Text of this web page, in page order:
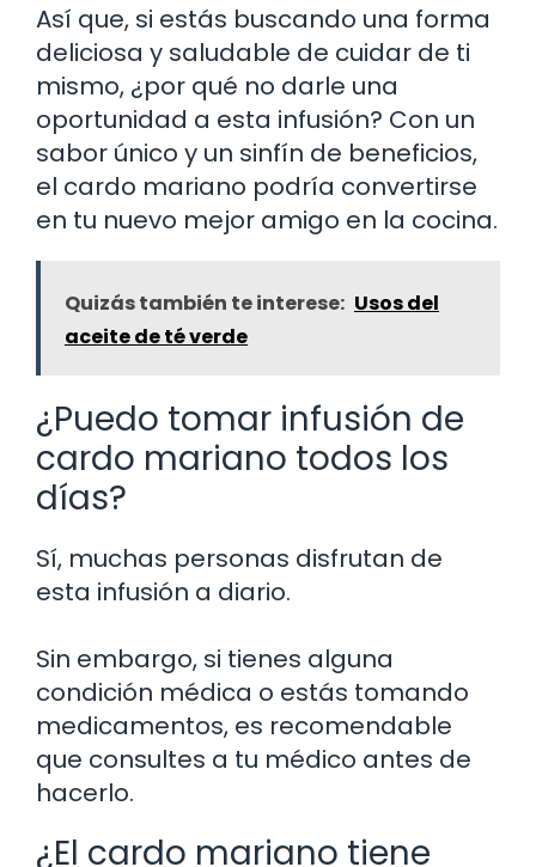
Así que, si estás buscando una forma
deliciosa y saludable de cuidar de ti
mismo, ¿por qué no darle una
oportunidad a esta infusión? Con un
sabor único y un sinfín de beneficios,
el cardo mariano podría convertirse
en tu nuevo mejor amigo en la cocina.
Quizás también te interese: Usos del
aceite de té verde
¿Puedo tomar infusión de
cardo mariano todos los
días?
Sí, muchas personas disfrutan de
esta infusión a diario.
Sin embargo, si tienes alguna
condición médica o estás tomando
medicamentos, es recomendable
que consultes a tu médico antes de
hacerlo.
¿El cardo mariano tiene